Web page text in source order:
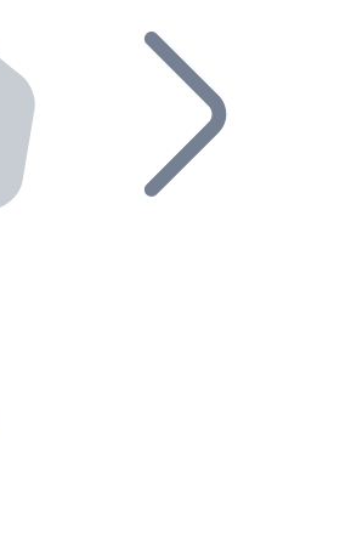
Bitnovo
Bitnovo dans votre entreprise et
dans votre écosystème.
réseau de distributeurs et
de votre projet à notre service